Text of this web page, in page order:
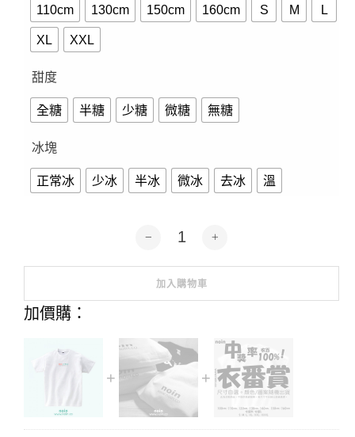
110cm 130cm 150cm 160cm S M L
XL XXL
甜度
全糖 半糖 少糖 微糖 無糖
冰塊
正常冰 少冰 半冰 微冰 去冰 溫
我的甜度冰塊-短袖.長袖1色 數量
加入購物車
Alternative:
加價購：